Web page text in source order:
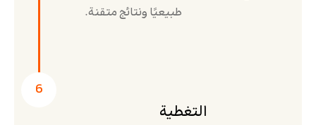
طبيعيًا ونتائج متقنة.
التغطية
6